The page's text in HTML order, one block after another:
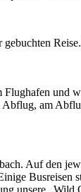
und
am
Auf den